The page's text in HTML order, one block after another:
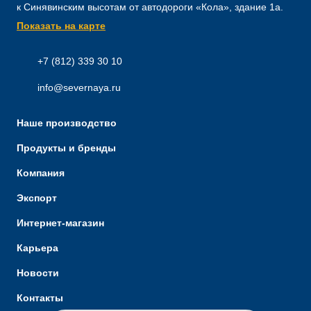
к Синявинским высотам от автодороги «Кола», здание 1а.
Показать на карте
+7 (812) 339 30 10
info@severnaya.ru
Наше производство
Продукты и бренды
Компания
Экспорт
Интернет-магазин
Карьера
Новости
Контакты